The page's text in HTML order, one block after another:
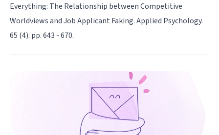
Everything: The Relationship between Competitive
Worldviews and Job Applicant Faking. Applied Psychology.
65 (4): pp. 643 - 670.